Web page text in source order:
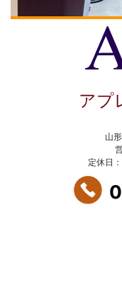
アプ
山
定休日